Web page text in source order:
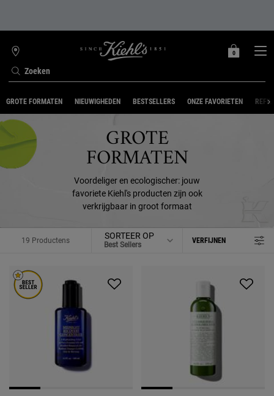
Zoeken
WINKELZOEKER
MIJN
0
0 PRODUCT
GROTE FORMATEN NIEUWIGHEDEN BESTSELLERS ONZE FAVORIETEN
GROTE
FORMATEN
Voordeliger en ecologischer: jouw
favoriete Kiehl's producten zijn ook
verkrijgbaar in groot formaat
19 Productens SORTEER OP VERFIJNEN
FILTER MENU